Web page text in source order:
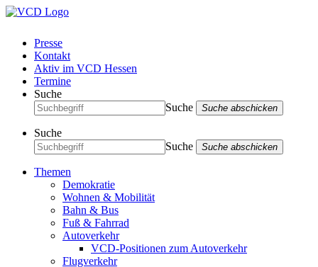
Presse
Kontakt
Aktiv im VCD Hessen
Termine
Suche
Suche
Suche abschicken
Suche
Suche
Suche abschicken
Themen
Demokratie
Wohnen & Mobilität
Bahn & Bus
Fuß & Fahrrad
Autoverkehr
VCD-Positionen zum Autoverkehr
Flugverkehr